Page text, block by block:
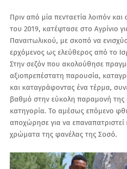
Πριν από μία πενταετία λοιπόν και
του 2019, κατέφτασε στο Αγρίνιο
Παναιτωλικού, με σκοπό να
ερχόμενος ως ελεύθερος από το
Στην σεζόν που ακολούθησε
αξιοπρεπέστατη παρουσία,
και καταγράφοντας ένα τέρμα,
βαθμό στην εύκολη παραμονή
κατηγορία. Το αμέσως επόμενο
αποχώρησε για να επαναπατριστεί
χρώματα της φανέλας της Σοσό.